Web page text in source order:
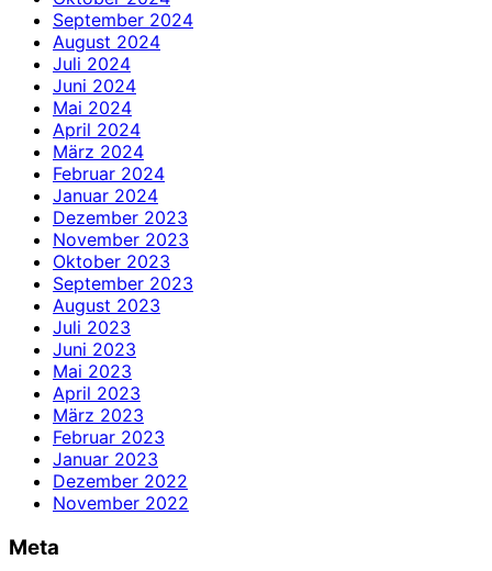
September 2024
August 2024
Juli 2024
Juni 2024
Mai 2024
April 2024
März 2024
Februar 2024
Januar 2024
Dezember 2023
November 2023
Oktober 2023
September 2023
August 2023
Juli 2023
Juni 2023
Mai 2023
April 2023
März 2023
Februar 2023
Januar 2023
Dezember 2022
November 2022
Meta